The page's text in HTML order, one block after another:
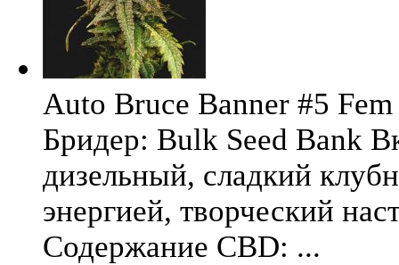
Auto Bruce Banner #5
Бридер: Bulk Seed Bank
дизельный, сладкий
энергией, творческий
Содержание CBD: ...